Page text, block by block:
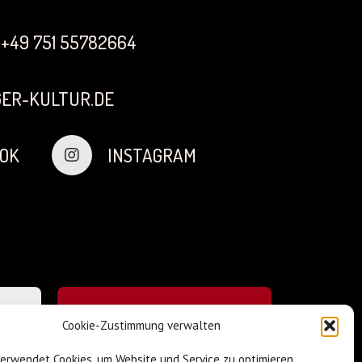
Cookie-Zustimmung verwalten
+49 751 55782664
KULTUR.DE
INSTAGRAM